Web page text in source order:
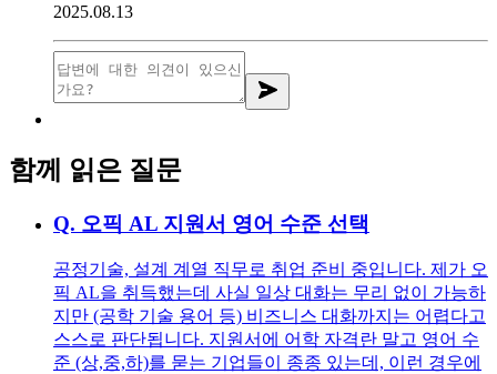
2025.08.13
함께 읽은 질문
Q. 오픽 AL 지원서 영어 수준 선택
공정기술, 설계 계열 직무로 취업 준비 중입니다. 제가 오
픽 AL을 취득했는데 사실 일상 대화는 무리 없이 가능하
지만 (공학 기술 용어 등) 비즈니스 대화까지는 어렵다고
스스로 판단됩니다. 지원서에 어학 자격란 말고 영어 수
준 (상,중,하)를 묻는 기업들이 종종 있는데, 이런 경우에